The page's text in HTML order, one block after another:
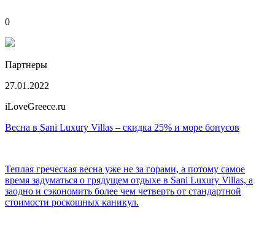
0
Партнеры
27.01.2022
iLoveGreece.ru
Весна в Sani Luxury Villas – скидка 25% и море бонусов
Теплая греческая весна уже не за горами, а потому самое
время задуматься о грядущем отдыхе в Sani Luxury Villas, а
заодно и сэкономить более чем четверть от стандартной
стоимости роскошных каникул.